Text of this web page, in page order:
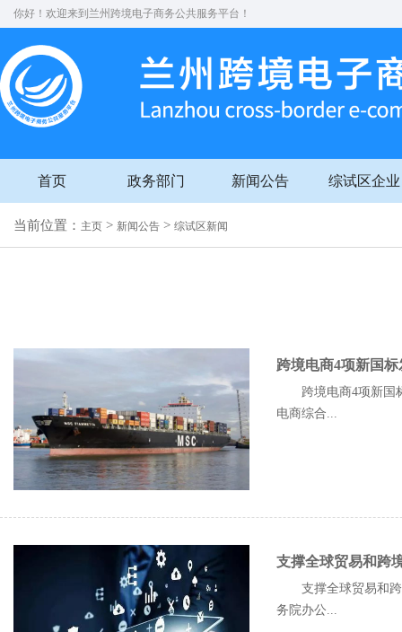
你好！欢迎来到兰州跨境电子商务公共服务平台！
首页 政务部门 新闻公告 综试区企业
当前位置： 主页 > 新闻公告 > 综试区新闻
跨境电商4项新国
跨境电商4项新国
电商综合...
支撑全球贸易和跨
支撑全球贸易和
务院办公...